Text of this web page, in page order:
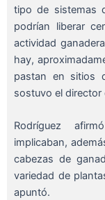
tipo de sistemas
podrían liberar
actividad
hay,
pastan en sitios
sostuvo el director
Rodríguez
implicaban,
cabezas de
variedad de
apuntó.